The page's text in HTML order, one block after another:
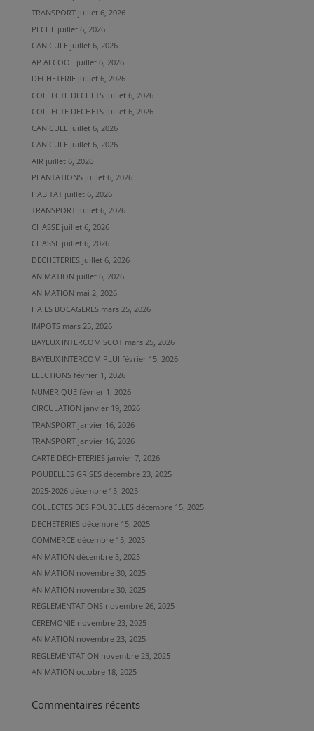
TRANSPORT juillet 6, 2026
PECHE juillet 6, 2026
CANICULE juillet 6, 2026
AP ALCOOL juillet 6, 2026
DECHETERIE juillet 6, 2026
COLLECTE DECHETS juillet 6, 2026
COLLECTE DECHETS juillet 6, 2026
CANICULE juillet 6, 2026
CANICULE juillet 6, 2026
AIR juillet 6, 2026
PLANTATIONS juillet 6, 2026
HABITAT juillet 6, 2026
TRANSPORT juillet 6, 2026
CHASSE juillet 6, 2026
CHASSE juillet 6, 2026
DECHETERIES juillet 6, 2026
ANIMATION juillet 6, 2026
ANIMATION mai 2, 2026
HAIES BOCAGERES mars 25, 2026
IMPOTS mars 25, 2026
BAYEUX INTERCOM SCOT mars 25, 2026
BAYEUX INTERCOM PLUI février 15, 2026
ELECTIONS février 1, 2026
NUMERIQUE février 1, 2026
CIRCULATION janvier 19, 2026
TRANSPORT janvier 16, 2026
TRANSPORT janvier 16, 2026
CARTE DECHETERIES janvier 7, 2026
POUBELLES GRISES décembre 23, 2025
2025-2026 décembre 15, 2025
COLLECTES DES POUBELLES décembre 15, 2025
DECHETERIES décembre 15, 2025
COMMERCE décembre 15, 2025
ANIMATION décembre 5, 2025
ANIMATION novembre 30, 2025
ANIMATION novembre 30, 2025
REGLEMENTATIONS novembre 26, 2025
CEREMONIE novembre 23, 2025
ANIMATION novembre 23, 2025
REGLEMENTATION novembre 23, 2025
ANIMATION octobre 18, 2025
Commentaires récents